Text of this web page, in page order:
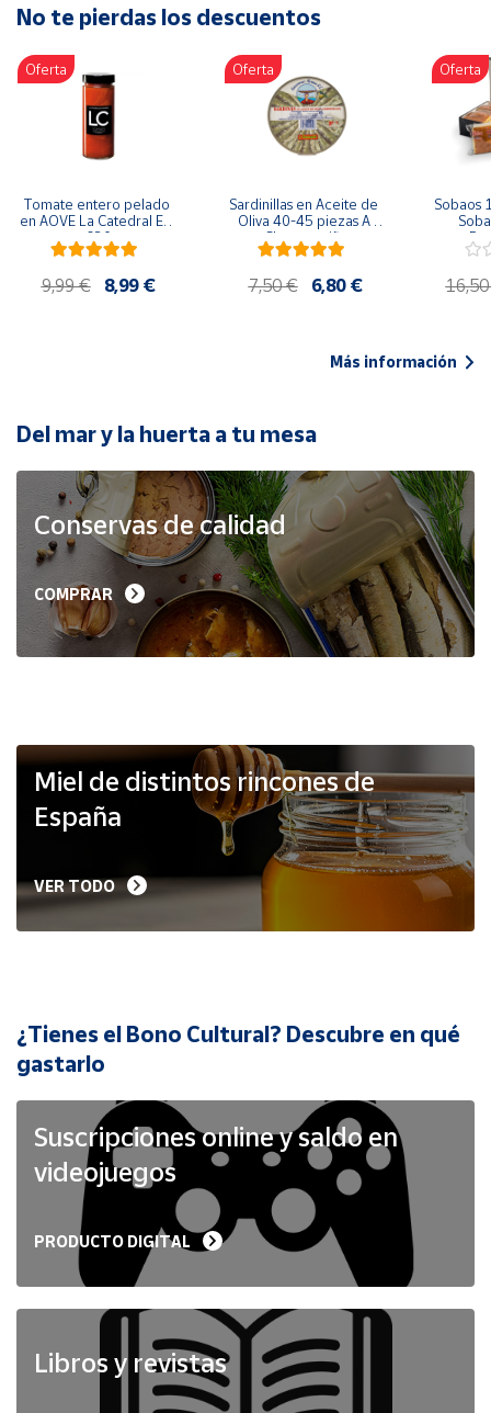
Artesanía
Oficina y
Papelería
Para Canarias,
Ceuta y Melilla
populares
Bono
Cultural
de Correos
Market
Productos
Solidarios
Ayuda
Vendedores
Mapa de
Hazte
vendedor
Cuenta
Ubicación
Península
Baleares
Melilla
No te pierdas los descuentos
Oferta
Tomate entero pelado
en AOVE La Catedral ER-
630
9,99 € 8,99 €
Oferta
Sardinillas en Aceite de
Oliva 40-45 piezas A
Churrusquiña
7,50 € 6,80 €
Oferta
Sobaos
Más información
Del mar y la huerta a tu mesa
Conservas de calidad
COMPRAR
Miel de distintos rincones de
España
VER TODO
¿Tienes el Bono Cultural? Descubre en qué
gastarlo
Suscripciones online y saldo en
videojuegos
PRODUCTO DIGITAL
Libros y revistas